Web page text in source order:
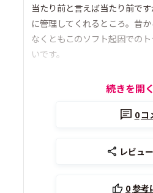
当たり前と言えば当たり前で
に管理してくれるところ。昔
なくともこのソフト起因での
いです。
続きを開く
0コ
レビュ
0参考